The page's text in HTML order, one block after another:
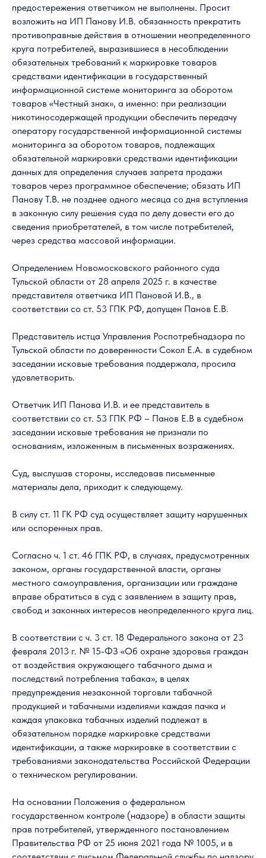
предостережения ответчиком не выполнены. Просит
возложить на ИП Панову И.В. обязанность прекратить
противоправные действия в отношении неопределенного
круга потребителей, выразившиеся в несоблюдении
обязательных требований к маркировке товаров
средствами идентификации в государственный
информационной системе мониторинга за оборотом
товаров «Честный знак», а именно: при реализации
никотиносодержащей продукции обеспечить передачу
оператору государственной информационной системы
мониторинга за оборотом товаров, подлежащих
обязательной маркировки средствами идентификации
данных для определения случаев запрета продажи
товаров через программное обеспечение; обязать ИП
Панову Т.В. не позднее одного месяца со дня вступления
в законную силу решения суда по делу довести его до
сведения приобретателей, в том числе потребителей,
через средства массовой информации.
Определением Новомосковского районного суда
Тульской области от 28 апреля 2025 г. в качестве
представителя ответчика ИП Пановой И.В., в
соответствии со ст. 53 ГПК РФ, допущен Панов Е.В.
Представитель истца Управления Роспотребнадзора по
Тульской области по доверенности Сокол Е.А. в судебном
заседании исковые требования поддержала, просила
удовлетворить.
Ответчик ИП Панова И.В. и ее представитель в
соответствии со ст. 53 ГПК РФ – Панов Е.В в судебном
заседании исковые требования не признали по
основаниям, изложенным в письменных возражениях.
Суд, выслушав стороны, исследовав письменные
материалы дела, приходит к следующему.
В силу ст. 11 ГК РФ суд осуществляет защиту нарушенных
или оспоренных прав.
Согласно ч. 1 ст. 46 ГПК РФ, в случаях, предусмотренных
законом, органы государственной власти, органы
местного самоуправления, организации или граждане
вправе обратиться в суд с заявлением в защиту прав,
свобод и законных интересов неопределенного круга лиц.
В соответствии с ч. 3 ст. 18 Федерального закона от 23
февраля 2013 г. № 15-ФЗ «Об охране здоровья граждан
от воздействия окружающего табачного дыма и
последствий потребления табака», в целях
предупреждения незаконной торговли табачной
продукцией и табачными изделиями каждая пачка и
каждая упаковка табачных изделий подлежат в
обязательном порядке маркировке средствами
идентификации, а также маркировке в соответствии с
требованиями законодательства Российской Федерации
о техническом регулировании.
На основании Положения о федеральном
государственном контроле (надзоре) в области защиты
прав потребителей, утвержденного постановлением
Правительства РФ от 25 июня 2021 года № 1005, и в